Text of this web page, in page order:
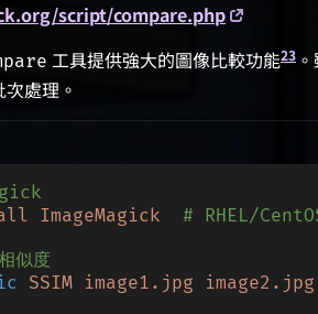
script/compare.php
工具提供強大的圖像比較功能23
處理。
ImageMagick
# RHEL/
似度
SSIM image1.jpg